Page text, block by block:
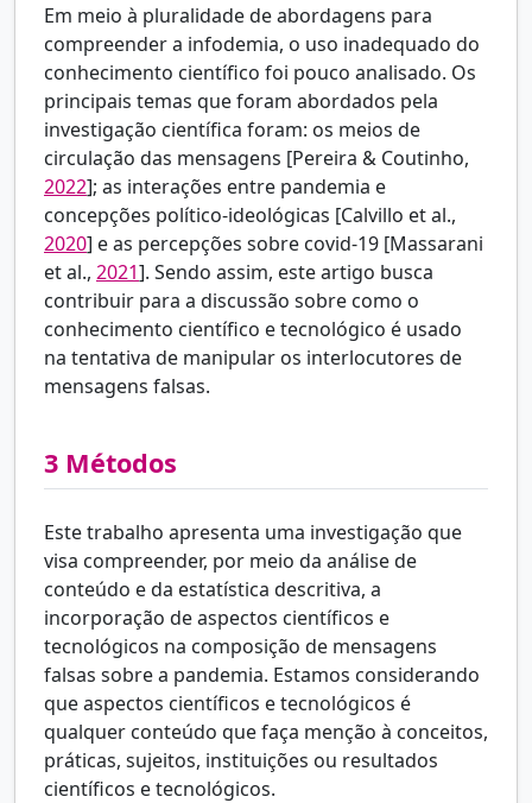
Em meio à pluralidade de abordagens para
compreender a infodemia, o uso inadequado do
conhecimento científico foi pouco analisado. Os
principais temas que foram abordados pela
investigação científica foram: os meios de
circulação das mensagens [Pereira & Coutinho,
2022]; as interações entre pandemia e
concepções político-ideológicas [Calvillo et al.,
2020] e as percepções sobre covid-19 [Massarani
et al., 2021]. Sendo assim, este artigo busca
contribuir para a discussão sobre como o
conhecimento científico e tecnológico é usado
na tentativa de manipular os interlocutores de
mensagens falsas.
3 Métodos
Este trabalho apresenta uma investigação que
visa compreender, por meio da análise de
conteúdo e da estatística descritiva, a
incorporação de aspectos científicos e
tecnológicos na composição de mensagens
falsas sobre a pandemia. Estamos considerando
que aspectos científicos e tecnológicos é
qualquer conteúdo que faça menção à conceitos,
práticas, sujeitos, instituições ou resultados
científicos e tecnológicos.